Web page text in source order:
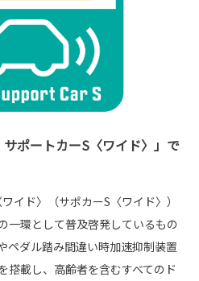
ポートカーS〈ワイド〉」で
イド〉（サポカーS〈ワイド〉）
一環として普及啓発しているもの
ペダル踏み間違い時加速抑制装置
搭載し、高齢者を含むすべてのド